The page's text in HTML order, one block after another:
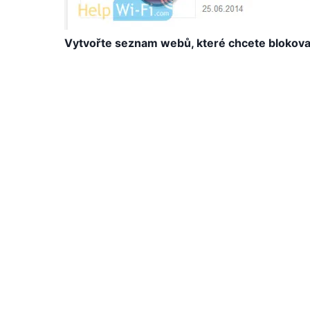
Vytvořte seznam webů, které chcete